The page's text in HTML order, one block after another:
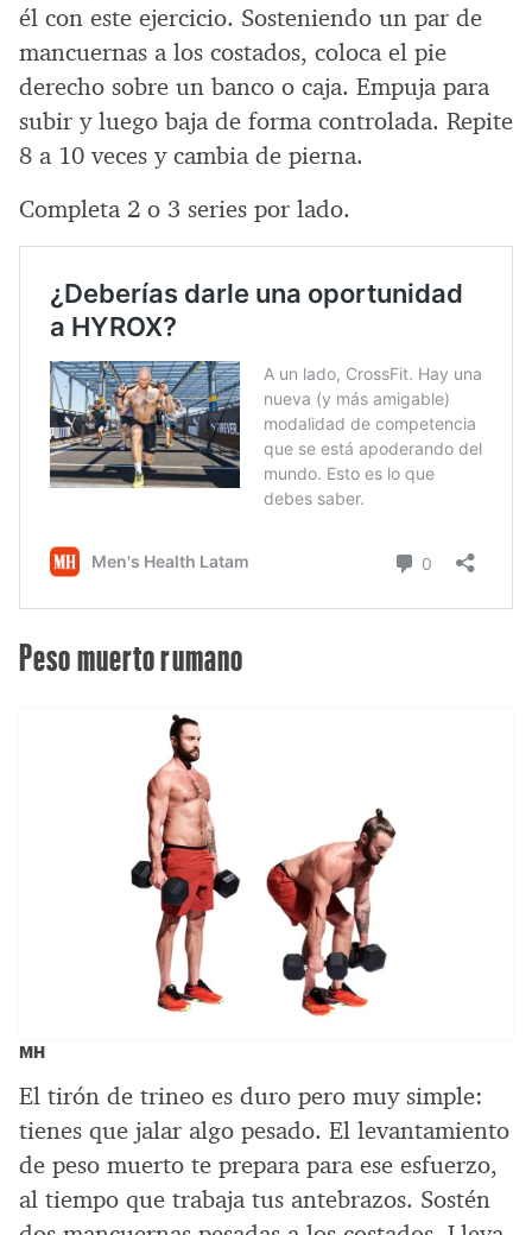
él con este ejercicio. Sosteniendo un par de
mancuernas a los costados, coloca el pie
derecho sobre un banco o caja. Empuja para
subir y luego baja de forma controlada. Repite
8 a 10 veces y cambia de pierna.
Completa 2 o 3 series por lado.
Peso muerto rumano
MH
El tirón de trineo es duro pero muy simple:
tienes que jalar algo pesado. El levantamiento
de peso muerto te prepara para ese esfuerzo,
al tiempo que trabaja tus antebrazos. Sostén